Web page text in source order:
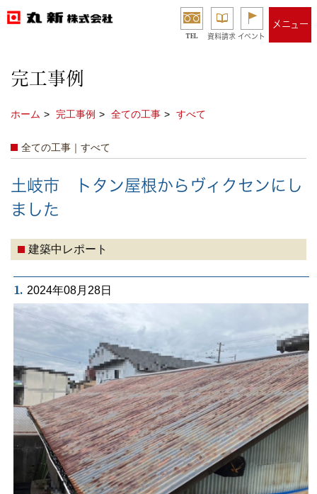
TEL 資料請求 イベント
メニュー
完工事例
ホーム 完工事例 全ての工事 すべて
全ての工事｜すべて
土岐市 トタン屋根からヴィクセンにし
ました
建築中レポート
1. 2024年08月28日